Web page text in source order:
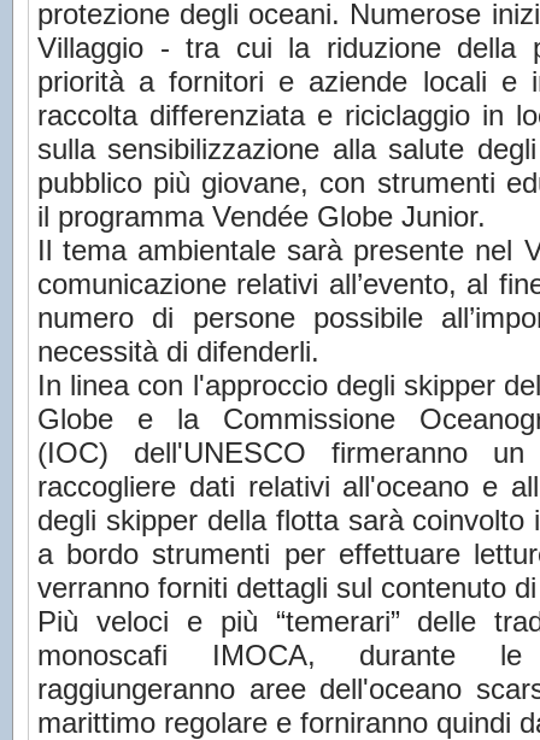
protezione degli oceani. Numerose
Villaggio - tra cui la riduzione della
priorità a fornitori e aziende locali e
raccolta differenziata e riciclaggio in
sulla sensibilizzazione alla salute
pubblico più giovane, con strumenti
il programma Vendée Globe Junior.
Il tema ambientale sarà presente nel
comunicazione relativi all’evento, al
numero di persone possibile
necessità di difenderli.
In linea con l'approccio degli skipper
Globe e la Commissione
(IOC) dell'UNESCO firmeranno
raccogliere dati relativi all'oceano e
degli skipper della flotta sarà
a bordo strumenti per effettuare
verranno forniti dettagli sul contenuto
Più veloci e più “temerari” delle
monoscafi IMOCA, durante le
raggiungeranno aree dell'oceano
marittimo regolare e forniranno quindi